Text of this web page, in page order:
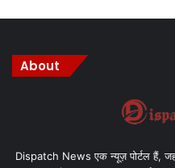
About
Dispatch News एक न्यूज़ पोर्टल हैं,